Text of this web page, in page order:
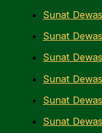
Sunat
Sunat
Sunat
Sunat
Sunat
Sunat